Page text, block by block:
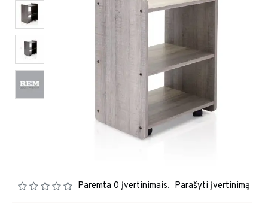
Paremta 0 įvertinimais. Parašyti įvertinimą